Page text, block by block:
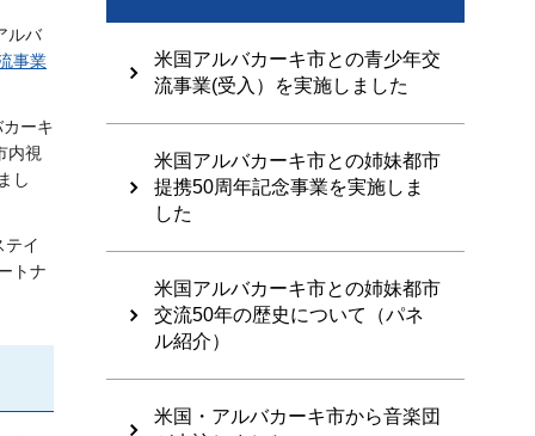
ルバ
事業
ーキ
内視
し
テイ
トナ
米国アルバカーキ市との青少年交
流事業(受入）を実施しました
米国アルバカーキ市との姉妹都市
提携50周年記念事業を実施しま
した
米国アルバカーキ市との姉妹都市
交流50年の歴史について（パネ
ル紹介）
米国・アルバカーキ市から音楽団